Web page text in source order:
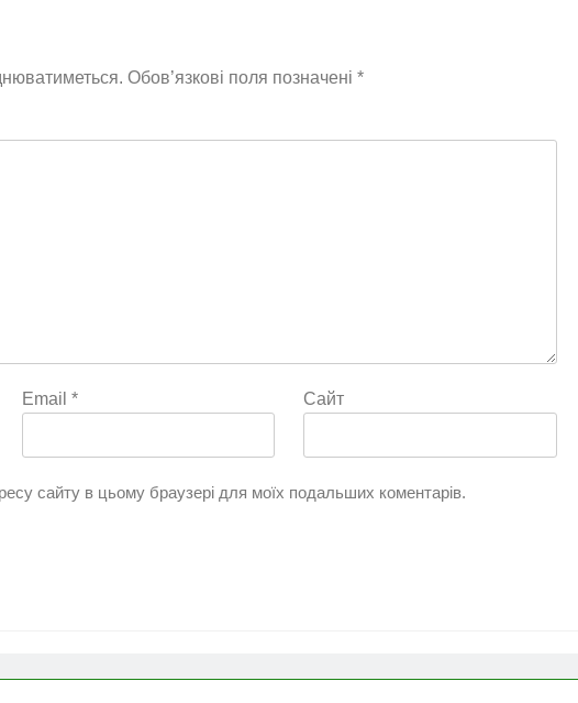
Обов’язкові поля позначені *
Email * Сайт
сайту в цьому браузері для моїх подальших коментарів.